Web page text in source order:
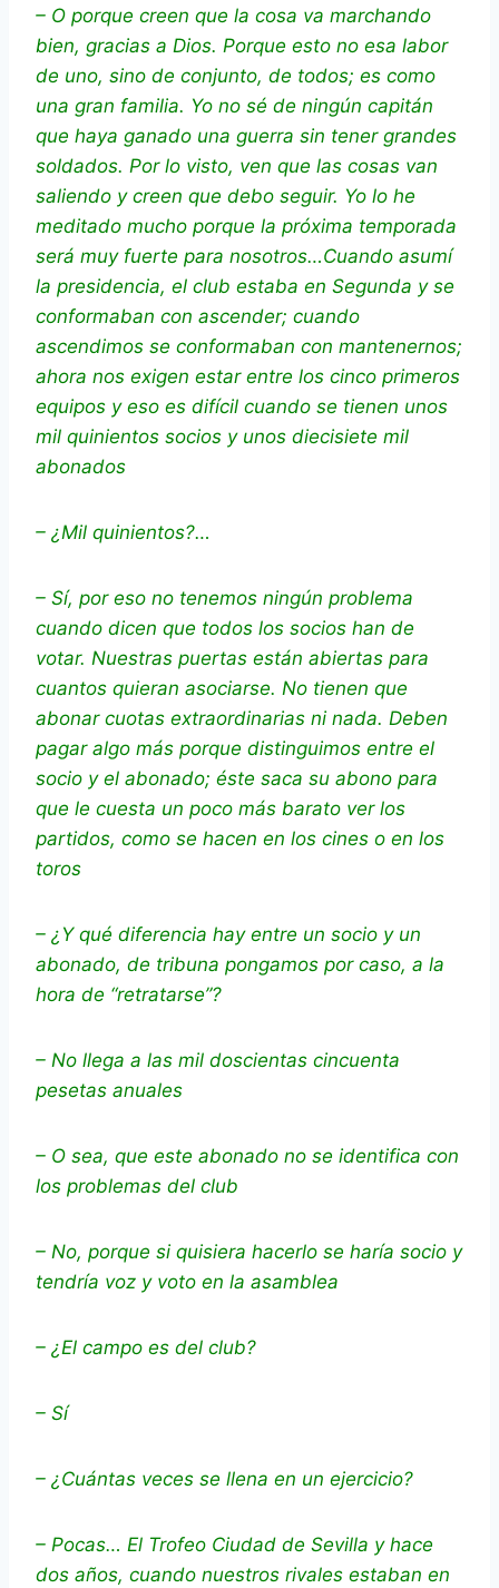
– O porque creen que la cosa va marchando
bien, gracias a Dios. Porque esto no esa labor
de uno, sino de conjunto, de todos; es como
una gran familia. Yo no sé de ningún capitán
que haya ganado una guerra sin tener grandes
soldados. Por lo visto, ven que las cosas van
saliendo y creen que debo seguir. Yo lo he
meditado mucho porque la próxima temporada
será muy fuerte para nosotros…Cuando asumí
la presidencia, el club estaba en Segunda y se
conformaban con ascender; cuando
ascendimos se conformaban con mantenernos;
ahora nos exigen estar entre los cinco primeros
equipos y eso es difícil cuando se tienen unos
mil quinientos socios y unos diecisiete mil
abonados
– ¿Mil quinientos?…
– Sí, por eso no tenemos ningún problema
cuando dicen que todos los socios han de
votar. Nuestras puertas están abiertas para
cuantos quieran asociarse. No tienen que
abonar cuotas extraordinarias ni nada. Deben
pagar algo más porque distinguimos entre el
socio y el abonado; éste saca su abono para
que le cuesta un poco más barato ver los
partidos, como se hacen en los cines o en los
toros
– ¿Y qué diferencia hay entre un socio y un
abonado, de tribuna pongamos por caso, a la
hora de “retratarse”?
– No llega a las mil doscientas cincuenta
pesetas anuales
– O sea, que este abonado no se identifica con
los problemas del club
– No, porque si quisiera hacerlo se haría socio y
tendría voz y voto en la asamblea
– ¿El campo es del club?
– Sí
– ¿Cuántas veces se llena en un ejercicio?
– Pocas… El Trofeo Ciudad de Sevilla y hace
dos años, cuando nuestros rivales estaban en